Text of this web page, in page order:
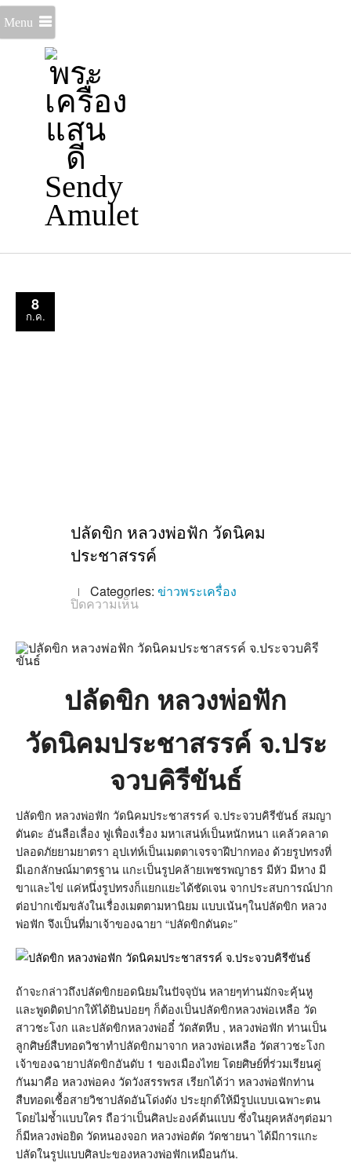
Menu
8
ก.ค.
ปลัดขิก หลวงพ่อฟัก วัดนิคม
ประชาสรรค์
Categories: ข่าวพระเครื่อง
ปิดความเห็นบน
พ่อ
ฟัก
ประชาสรรค์
ปลัดขิก หลวงพ่อฟัก
วัดนิคมประชาสรรค์ จ.ประ
จวบคิรีขันธ์
ปลัดขิก หลวงพ่อฟัก วัดนิคมประชาสรรค์ จ.ประจวบคิรีขันธ์ สมญา
ดันดะ อันลือเลื่อง ฟูเฟื่องเรื่อง มหาเสน่ห์เป็นหนักหนา แคล้วคลาด
ปลอดภัยยามยาตรา อุปเท่ห์เป็นเมตตาเจรจาฝีปากทอง ด้วยรูปทรงที่
มีเอกลักษณ์มาตรฐาน แกะเป็นรูปคล้ายเพชรพญาธร มีหัว มีหาง มี
ขาและไข่ แค่หนึ่งรูปทรงก็แยกแยะได้ชัดเจน จากประสบการณ์ปาก
ต่อปากเข้มขลังในเรื่องเมตตามหานิยม แบบเน้นๆในปลัดขิก หลวง
พ่อฟัก จึงเป็นที่มาเจ้าของฉายา “ปลัดขิกดันดะ”
ถ้าจะกล่าวถึงปลัดขิกยอดนิยมในปัจจุบัน หลายๆท่านมักจะคุ้นหู
และพูดติดปากให้ได้ยินบ่อยๆ ก็ต้องเป็นปลัดขิกหลวงพ่อเหลือ วัด
สาวชะโงก และปลัดขิกหลวงพ่ออี๋ วัดสัตหีบ , หลวงพ่อฟัก ท่านเป็น
ลูกศิษย์สืบทอดวิชาทำปลัดขิกมาจาก หลวงพ่อเหลือ วัดสาวชะโงก
เจ้าของฉายาปลัดขิกอันดับ 1 ของเมืองไทย โดยศิษย์ที่ร่วมเรียนคู่
กันมาคือ หลวงพ่อคง วัดวังสรรพรส เรียกได้ว่า หลวงพ่อฟักท่าน
สืบทอดเชื้อสายวิชาปลัดอันโด่งดัง ประยุกต์ให้มีรูปแบบเฉพาะตน
โดยไม่ช้ำแบบใคร ถือว่าเป็นศิลปะองค์ต้นแบบ ซึ่งในยุคหลังๆต่อมา
ก็มีหลวงพ่อยิด วัดหนองจอก หลวงพ่อตัด วัดชายนา ได้มีการแกะ
ปลัดในรูปแบบศิลปะของหลวงพ่อฟักเหมือนกัน.